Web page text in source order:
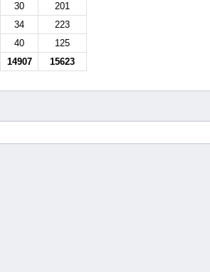
30
201
34
223
40
125
14907 15623